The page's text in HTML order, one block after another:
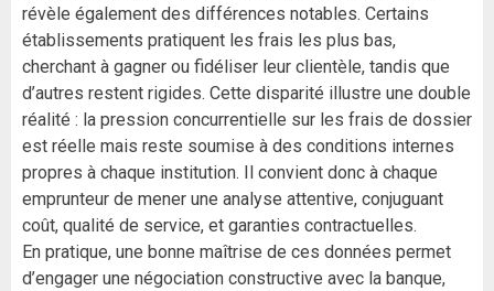
révèle également des différences notables. Certains
établissements pratiquent les frais les plus bas,
cherchant à gagner ou fidéliser leur clientèle, tandis que
d’autres restent rigides. Cette disparité illustre une double
réalité : la pression concurrentielle sur les frais de dossier
est réelle mais reste soumise à des conditions internes
propres à chaque institution. Il convient donc à chaque
emprunteur de mener une analyse attentive, conjuguant
coût, qualité de service, et garanties contractuelles.
En pratique, une bonne maîtrise de ces données permet
d’engager une négociation constructive avec la banque,